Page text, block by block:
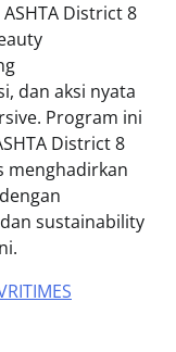
District 8
dan aksi nyata
Program ini
District 8
menghadirkan
sustainability